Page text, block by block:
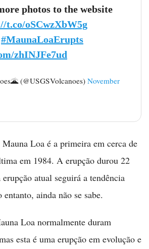
photos to the website
t.co/oSCwzXbW5g
#MaunaLoaErupts
zhINJFe7ud
(@USGSVolcanoes) November
Mauna Loa é a primeira em cerca de
em 1984. A erupção durou 22
atual seguirá a tendência
ainda não se sabe.
Loa normalmente duram
esta é uma erupção em evolução e